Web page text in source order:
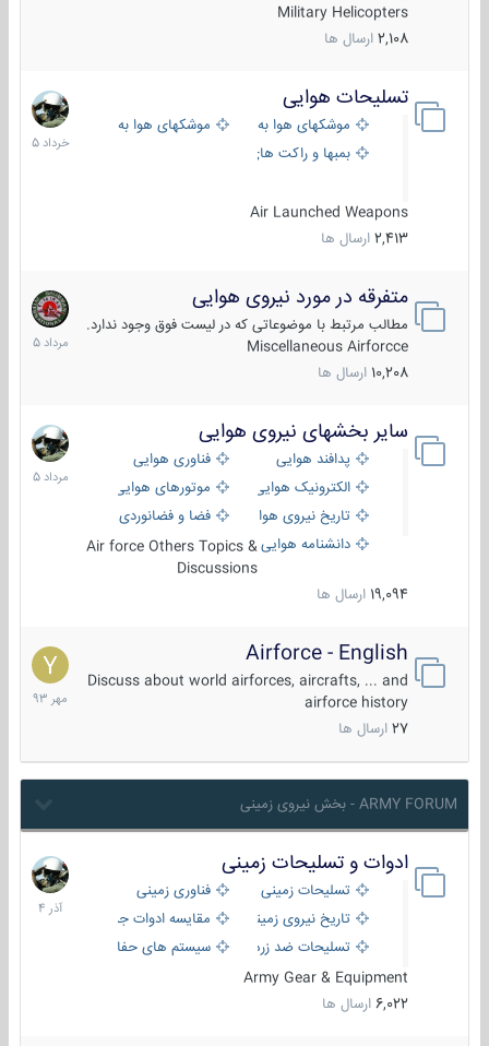
Military Helicopters
2,108 ارسال ها
تسلیحات هوایی
موشکهای هوا به هوا
موشکهای هوا به سطح
بمبها و راکت های هوایی
Air Launched Weapons
2,413 ارسال ها
30
خرداد
1405
متفرقه در مورد نیروی هوایی
مطالب مرتبط با موضوعاتی که در لیست فوق وجود ندارد.
Miscellaneous Airforcce
10,208 ارسال ها
7
مرداد
1405
سایر بخشهای نیروی هوایی
پدافند هوایی
فناوری هوایی
الکترونیک هوایی
موتورهای هوایی
تاریخ نیروی هوایی
فضا و فضانوردی
دانشنامه هواییAir force Others Topics &
Discussions
19,094 ارسال ها
2
مرداد
1405
Airforce - English
Discuss about world airforces, aircrafts, ... and
airforce history
27 ارسال ها
15
مهر
1393
ARMY FORUM - بخش نیروی زمینی
ادوات و تسلیحات زمینی
تسلیحات زمینی
فناوری زمینی
تاریخ نیروی زمینی
مقایسه ادوات جنگی
تسلیحات ضد زره
سیستم های حفاظت فعال
Army Gear & Equipment
6,022 ارسال ها
21
آذر
1404